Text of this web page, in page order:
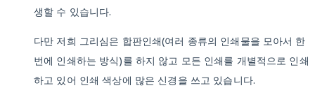
생할 수 있습니다.
다만 저희 그리심은 합판인쇄(여러 종류의 인쇄물을 모아서 한
번에 인쇄하는 방식)를 하지 않고 모든 인쇄를 개별적으로 인쇄
하고 있어 인쇄 색상에 많은 신경을 쓰고 있습니다.